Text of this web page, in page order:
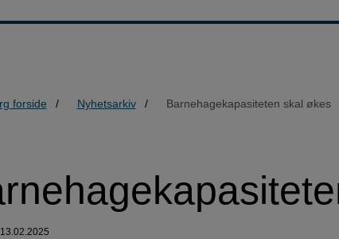
forside Nyhetsarkiv Barnehagekapasiteten skal økes